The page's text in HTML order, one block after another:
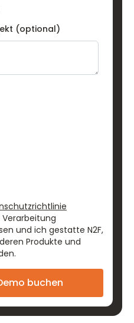
(optional)
und ich gestatte N2F,
Produkte und